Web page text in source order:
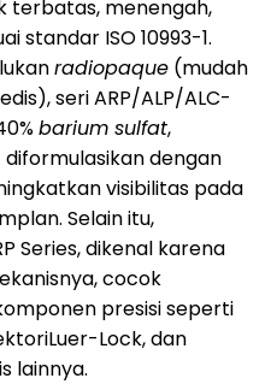
terbatas, menengah,
standar ISO 10993-1.
radiopaque (mudah
seri ARP/ALP/ALC-
barium sulfat,
dengan
visibilitas pada
Selain itu,
Series, dikenal karena
cocok
presisi seperti
Lock, dan
lainnya.